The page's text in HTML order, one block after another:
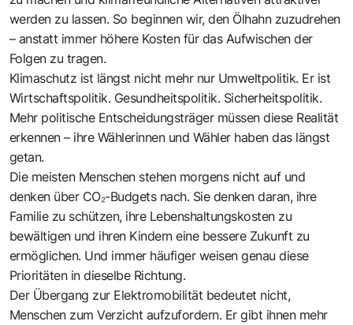
werden zu lassen. So beginnen wir, den Ölhahn zuzudrehen
– anstatt immer höhere Kosten für das Aufwischen der
Folgen zu tragen.
Klimaschutz ist längst nicht mehr nur Umweltpolitik. Er ist
Wirtschaftspolitik. Gesundheitspolitik. Sicherheitspolitik.
Mehr politische Entscheidungsträger müssen diese Realität
erkennen – ihre Wählerinnen und Wähler haben das längst
getan.
Die meisten Menschen stehen morgens nicht auf und
denken über CO₂-Budgets nach. Sie denken daran, ihre
Familie zu schützen, ihre Lebenshaltungskosten zu
bewältigen und ihren Kindern eine bessere Zukunft zu
ermöglichen. Und immer häufiger weisen genau diese
Prioritäten in dieselbe Richtung.
Der Übergang zur Elektromobilität bedeutet nicht,
Menschen zum Verzicht aufzufordern. Er gibt ihnen mehr